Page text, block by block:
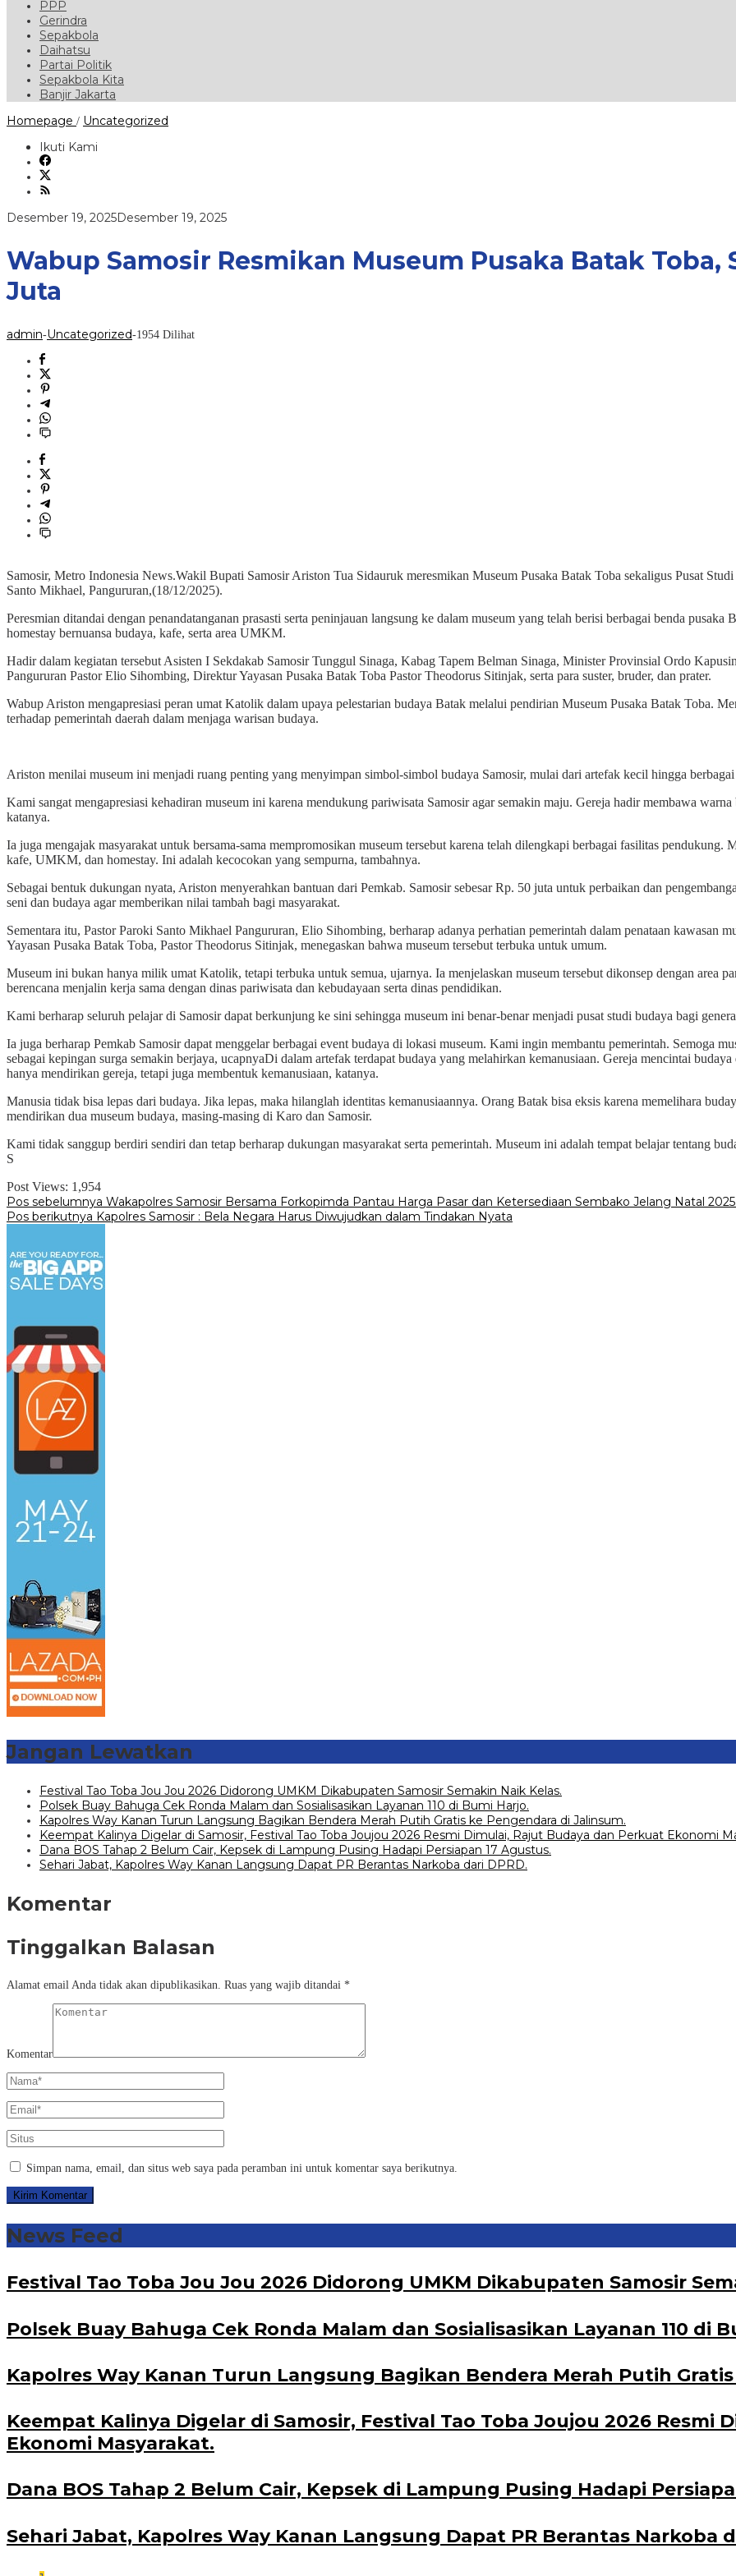
PPP
Gerindra
Sepakbola
Daihatsu
Partai Politik
Sepakbola Kita
Banjir Jakarta
Homepage / Uncategorized
Serahkan
Dukungan
Juta
Ikuti Kami
Desember 19, 2025Desember 19, 2025oleh
Wabup Samosir Resmikan Museum Pusaka Batak Toba,
Juta
admin-Uncategorized-1954 Dilihat
Samosir, Metro Indonesia News.Wakil Bupati Samosir Ariston Tua Sidauruk meresmikan Museum Pusaka Batak Toba sekaligus Pusat
Santo Mikhael, Pangururan,(18/12/2025).
Peresmian ditandai dengan penandatanganan prasasti serta peninjauan langsung ke dalam museum yang telah berisi berbagai benda
homestay bernuansa budaya, kafe, serta area UMKM.
Hadir dalam kegiatan tersebut Asisten I Sekdakab Samosir Tunggul Sinaga, Kabag Tapem Belman Sinaga, Minister Provinsial Ordo
Pangururan Pastor Elio Sihombing, Direktur Yayasan Pusaka Batak Toba Pastor Theodorus Sitinjak, serta para suster, bruder, dan prater.
Wabup Ariston mengapresiasi peran umat Katolik dalam upaya pelestarian budaya Batak melalui pendirian Museum Pusaka Batak Toba.
terhadap pemerintah daerah dalam menjaga warisan budaya.
Ariston menilai museum ini menjadi ruang penting yang menyimpan simbol-simbol budaya Samosir, mulai dari artefak kecil hingga
Kami sangat mengapresiasi kehadiran museum ini karena mendukung pariwisata Samosir agar semakin maju. Gereja hadir membawa
katanya.
Ia juga mengajak masyarakat untuk bersama-sama mempromosikan museum tersebut karena telah dilengkapi berbagai fasilitas
kafe, UMKM, dan homestay. Ini adalah kecocokan yang sempurna, tambahnya.
Sebagai bentuk dukungan nyata, Ariston menyerahkan bantuan dari Pemkab. Samosir sebesar Rp. 50 juta untuk perbaikan dan
seni dan budaya agar memberikan nilai tambah bagi masyarakat.
Sementara itu, Pastor Paroki Santo Mikhael Pangururan, Elio Sihombing, berharap adanya perhatian pemerintah dalam penataan kawasan
Yayasan Pusaka Batak Toba, Pastor Theodorus Sitinjak, menegaskan bahwa museum tersebut terbuka untuk umum.
Museum ini bukan hanya milik umat Katolik, tetapi terbuka untuk semua, ujarnya. Ia menjelaskan museum tersebut dikonsep dengan area
berencana menjalin kerja sama dengan dinas pariwisata dan kebudayaan serta dinas pendidikan.
Kami berharap seluruh pelajar di Samosir dapat berkunjung ke sini sehingga museum ini benar-benar menjadi pusat studi budaya bagi
Ia juga berharap Pemkab Samosir dapat menggelar berbagai event budaya di lokasi museum. Kami ingin membantu pemerintah. Semoga
sebagai kepingan surga semakin berjaya, ucapnyaDi dalam artefak terdapat budaya yang melahirkan kemanusiaan. Gereja mencintai
hanya mendirikan gereja, tetapi juga membentuk kemanusiaan, katanya.
Manusia tidak bisa lepas dari budaya. Jika lepas, maka hilanglah identitas kemanusiaannya. Orang Batak bisa eksis karena memelihara
mendirikan dua museum budaya, masing-masing di Karo dan Samosir.
Kami tidak sanggup berdiri sendiri dan tetap berharap dukungan masyarakat serta pemerintah. Museum ini adalah tempat belajar tentang
S
Post Views: 1,954
Navigasi
pos
Pos sebelumnya Wakapolres Samosir Bersama Forkopimda Pantau Harga Pasar dan Ketersediaan Sembako Jelang Natal
Pos berikutnya Kapolres Samosir : Bela Negara Harus Diwujudkan dalam Tindakan Nyata
Jangan Lewatkan
Festival Tao Toba Jou Jou 2026 Didorong UMKM Dikabupaten Samosir Semakin Naik Kelas.
Polsek Buay Bahuga Cek Ronda Malam dan Sosialisasikan Layanan 110 di Bumi Harjo.
Kapolres Way Kanan Turun Langsung Bagikan Bendera Merah Putih Gratis ke Pengendara di Jalinsum.
Keempat Kalinya Digelar di Samosir, Festival Tao Toba Joujou 2026 Resmi Dimulai, Rajut Budaya dan Perkuat Ekonomi
Dana BOS Tahap 2 Belum Cair, Kepsek di Lampung Pusing Hadapi Persiapan 17 Agustus.
Sehari Jabat, Kapolres Way Kanan Langsung Dapat PR Berantas Narkoba dari DPRD.
Komentar
Tinggalkan Balasan
Alamat email Anda tidak akan dipublikasikan. Ruas yang wajib ditandai *
Komentar
Simpan nama, email, dan situs web saya pada peramban ini untuk komentar saya berikutnya.
News Feed
Festival Tao Toba Jou Jou 2026 Didorong UMKM Dikabupaten Samosir
Polsek Buay Bahuga Cek Ronda Malam dan Sosialisasikan Layanan 110 di
Kapolres Way Kanan Turun Langsung Bagikan Bendera Merah Putih
Keempat Kalinya Digelar di Samosir, Festival Tao Toba Joujou 2026 Resmi
Ekonomi Masyarakat.
Dana BOS Tahap 2 Belum Cair, Kepsek di Lampung Pusing Hadapi
Sehari Jabat, Kapolres Way Kanan Langsung Dapat PR Berantas Narkoba